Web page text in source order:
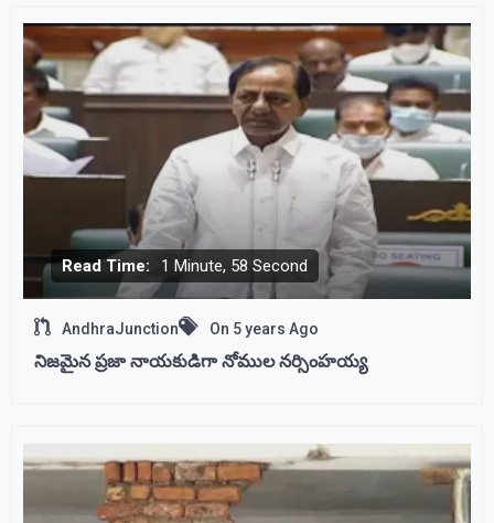
Read Time: 1 Minute, 58 Second
AndhraJunction On 5 years Ago
నిజమైన ప్రజా నాయకుడిగా నోముల నర్సింహయ్య